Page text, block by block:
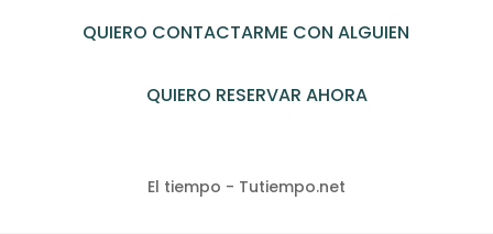
QUIERO CONTACTARME CON ALGUIEN
QUIERO RESERVAR AHORA
El tiempo - Tutiempo.net